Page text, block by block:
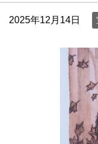
2025年12月14日